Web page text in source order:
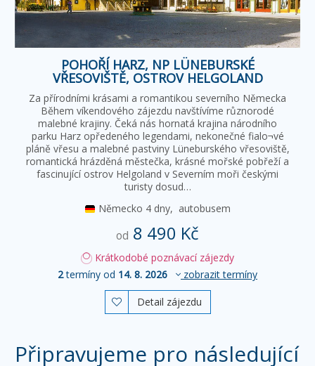
POHOŘÍ HARZ, NP LÜNEBURSKÉ
VŘESOVIŠTĚ, OSTROV HELGOLAND
Za přírodními krásami a romantikou severního Německa
Během víkendového zájezdu navštívíme různorodé
malebné krajiny. Čeká nás hornatá krajina národního
parku Harz opředeného legendami, nekonečné fialo¬vé
pláně vřesu a malebné pastviny Lüneburského vřesoviště,
romantická hrázděná městečka, krásné mořské pobřeží a
fascinující ostrov Helgoland v Severním moři českými
turisty dosud…
Německo 4 dny, autobusem
od 8 490 Kč
Krátkodobé poznávací zájezdy
2termíny od 14. 8. 2026 zobrazit termíny
 Detail zájezdu
Připravujeme pro následující